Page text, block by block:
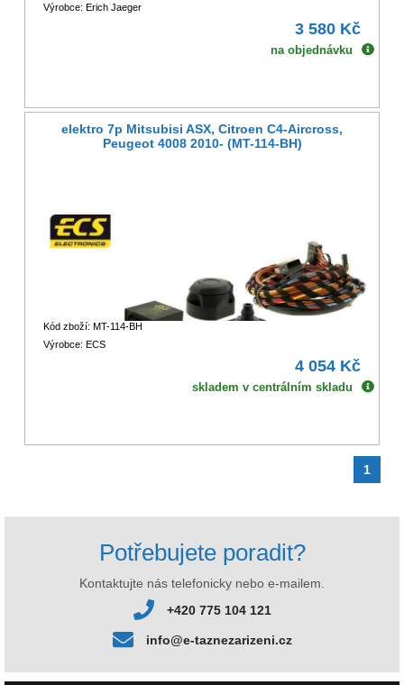
Výrobce: Erich Jaeger
3 580 Kč
na objednávku
elektro 7p Mitsubisi ASX, Citroen C4-Aircross,
Peugeot 4008 2010- (MT-114-BH)
Kód zboží: MT-114-BH
Výrobce: ECS
4 054 Kč
skladem v centrálním skladu
1
Potřebujete poradit?
Kontaktujte nás telefonicky nebo e-mailem.
+420 775 104 121
info@e-taznezarizeni.cz